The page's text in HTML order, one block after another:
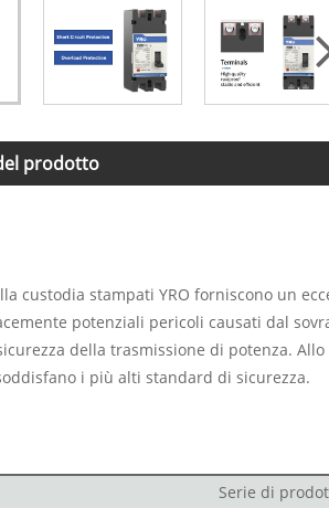
prodotto
custodia stampati YRO forniscono un
potenziali pericoli causati dal
della trasmissione di potenza.
i più alti standard di sicurezza.
Serie di